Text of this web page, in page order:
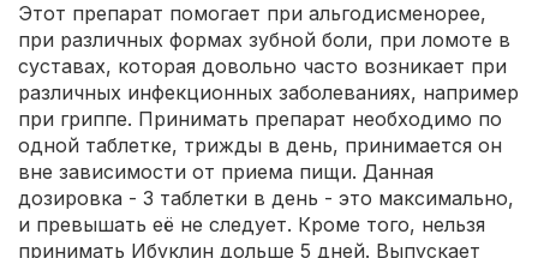
Этот препарат помогает при альгодисменорее,
при различных формах зубной боли, при ломоте в
суставах, которая довольно часто возникает при
различных инфекционных заболеваниях, например
при гриппе. Принимать препарат необходимо по
одной таблетке, трижды в день, принимается он
вне зависимости от приема пищи. Данная
дозировка - 3 таблетки в день - это максимально,
и превышать её не следует. Кроме того, нельзя
принимать Ибуклин дольше 5 дней. Выпускает